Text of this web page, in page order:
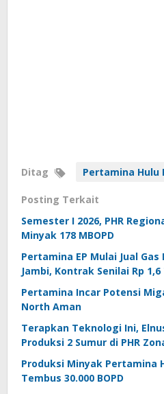
Ditag Pertamina Hulu
Posting Terkait
Semester I 2026, PHR
Minyak 178 MBOPD
Pertamina EP Mulai Jual
Jambi, Kontrak Senilai Rp
Pertamina Incar Potensi
North Aman
Terapkan Teknologi Ini,
Produksi 2 Sumur di PHR
Produksi Minyak Pertamina
Tembus 30.000 BOPD